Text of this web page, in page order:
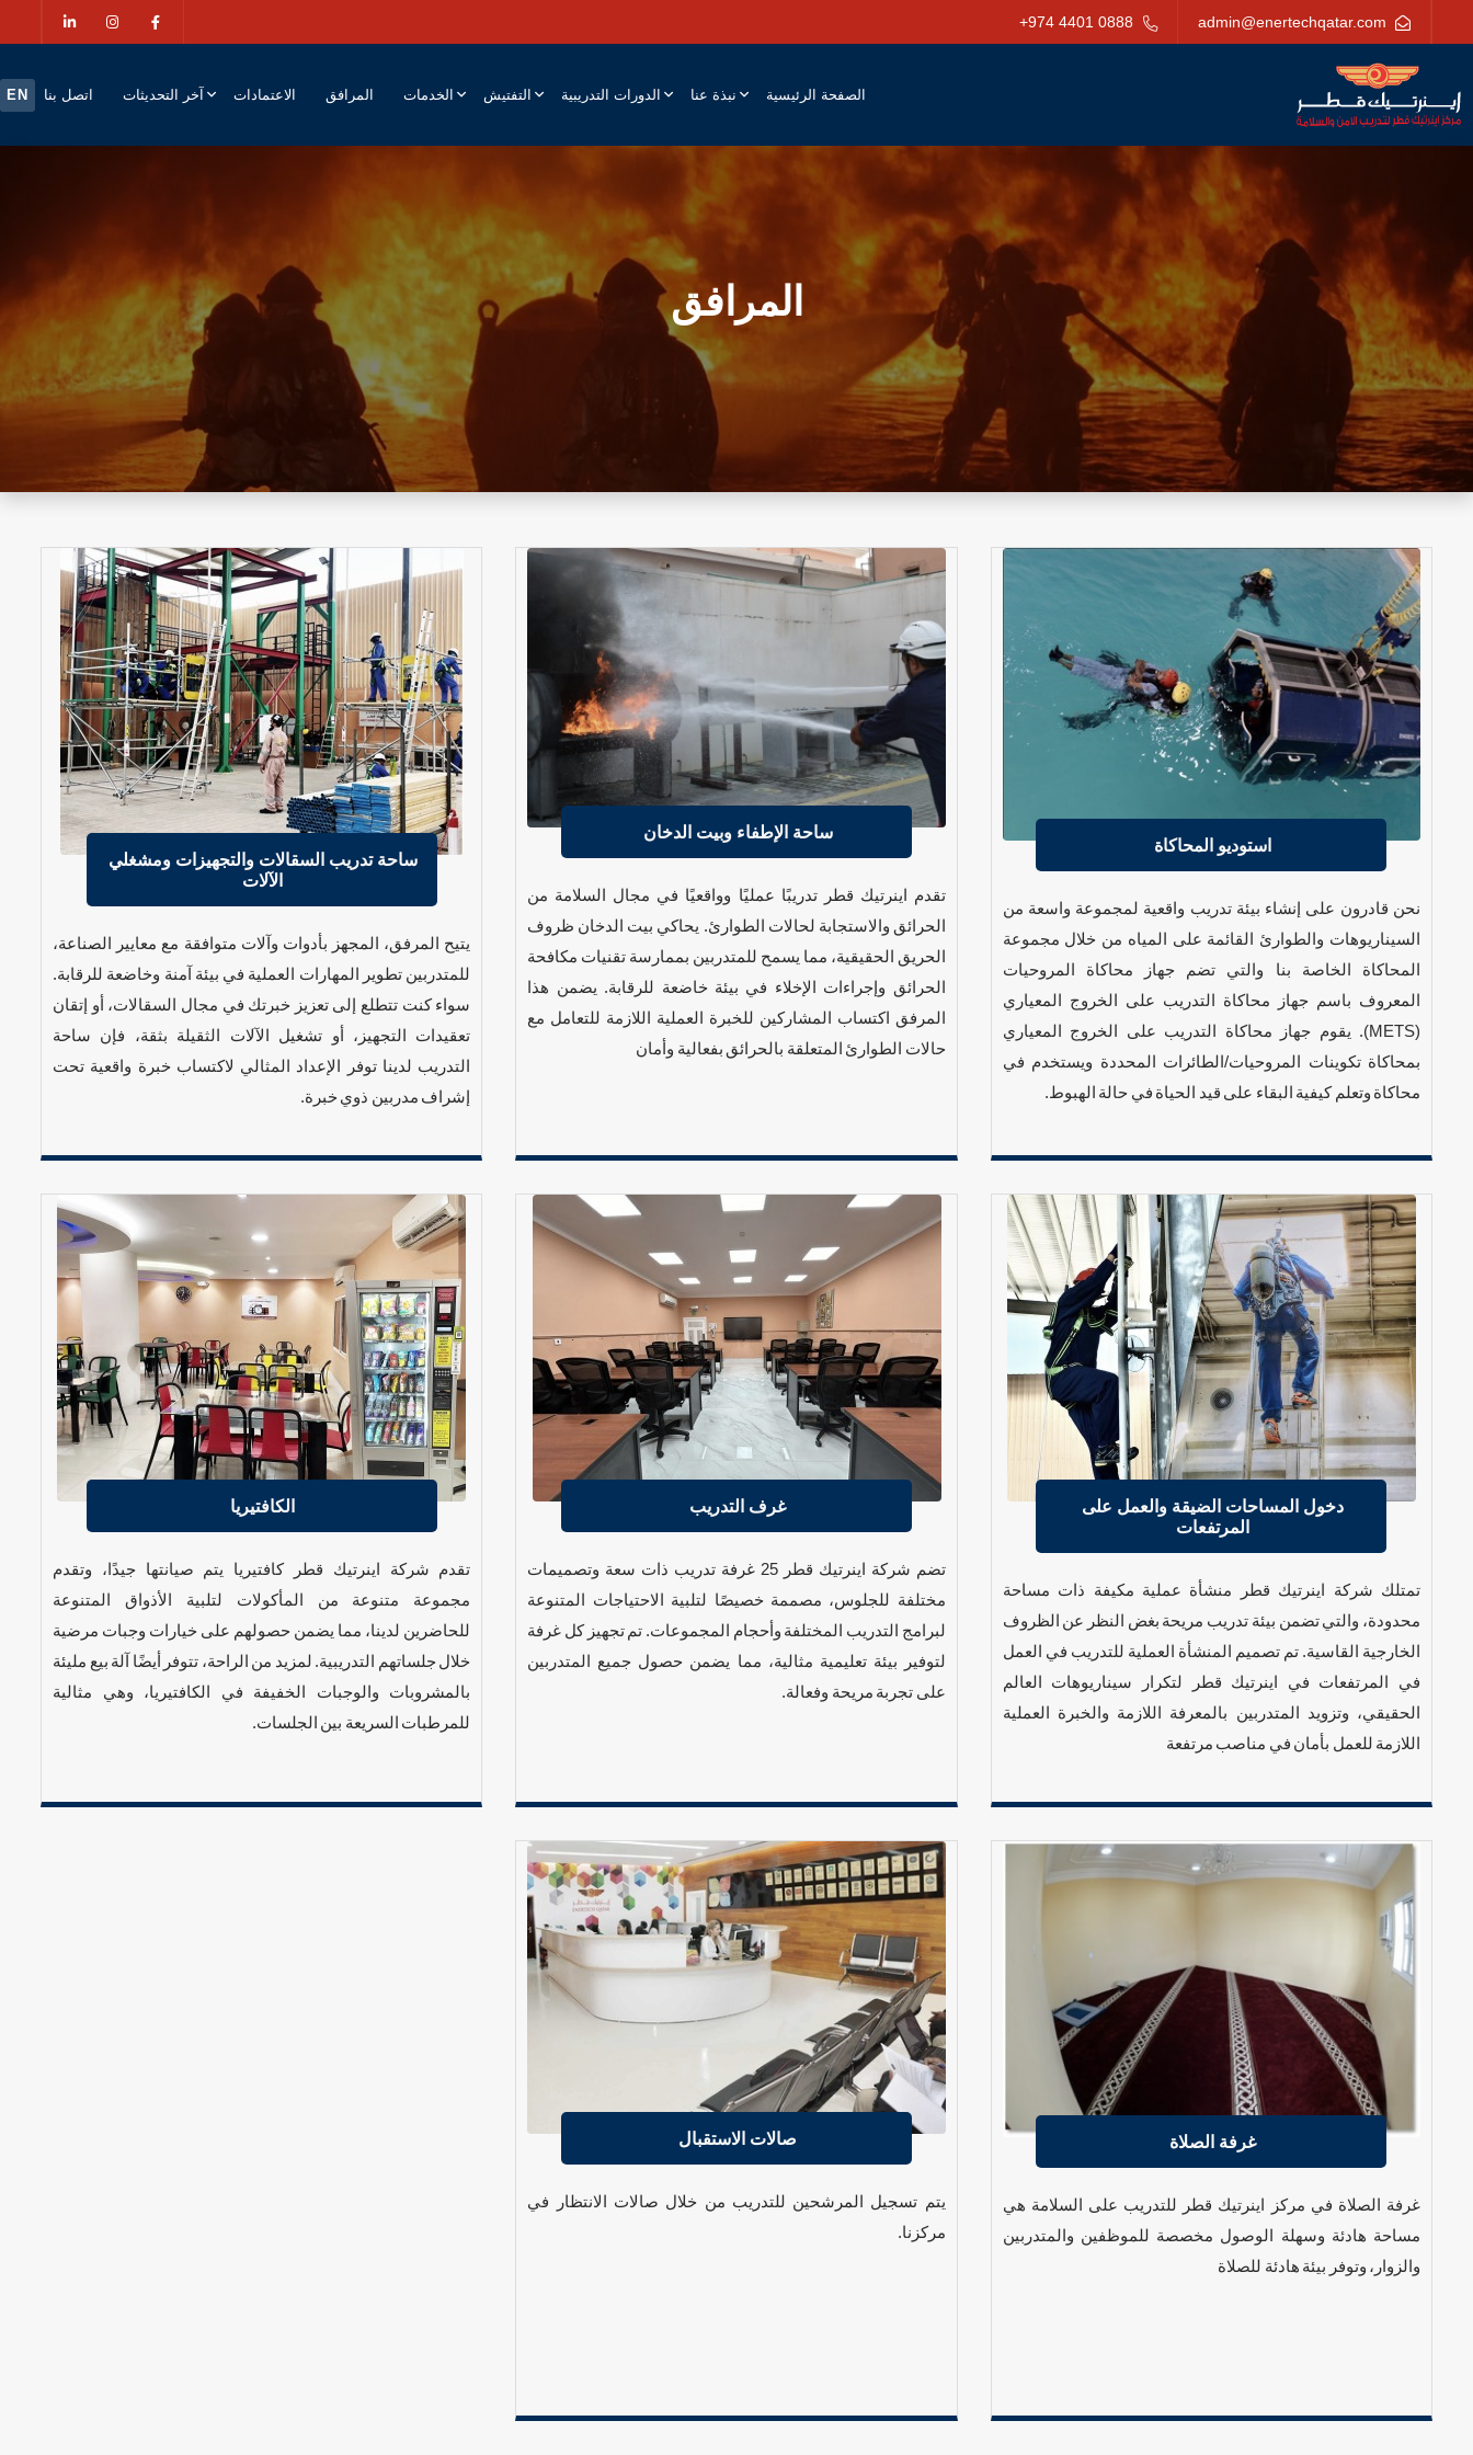
admin@enertechqatar.com
+974 4401 0888
الصفحة الرئيسية نبذة عنا الدورات التدريبية التفتيش الخدمات المرافق الاعتمادات آخر التحديثات اتصل بنا EN
المرافق
استوديو المحاكاة
نحن قادرون على إنشاء بيئة تدريب واقعية لمجموعة واسعة من
السيناريوهات والطوارئ القائمة على المياه من خلال مجموعة
المحاكاة الخاصة بنا والتي تضم جهاز محاكاة المروحيات
المعروف باسم جهاز محاكاة التدريب على الخروج المعياري
(METS). يقوم جهاز محاكاة التدريب على الخروج المعياري
بمحاكاة تكوينات المروحيات/الطائرات المحددة ويستخدم في
محاكاة وتعلم كيفية البقاء على قيد الحياة في حالة الهبوط.
ساحة الإطفاء وبيت الدخان
تقدم اينرتيك قطر تدريبًا عمليًا وواقعيًا في مجال السلامة من
الحرائق والاستجابة لحالات الطوارئ. يحاكي بيت الدخان ظروف
الحريق الحقيقية، مما يسمح للمتدربين بممارسة تقنيات مكافحة
الحرائق وإجراءات الإخلاء في بيئة خاضعة للرقابة. يضمن هذا
المرفق اكتساب المشاركين للخبرة العملية اللازمة للتعامل مع
حالات الطوارئ المتعلقة بالحرائق بفعالية وأمان
ساحة تدريب السقالات والتجهيزات ومشغلي
الآلات
يتيح المرفق، المجهز بأدوات وآلات متوافقة مع معايير الصناعة،
للمتدربين تطوير المهارات العملية في بيئة آمنة وخاضعة للرقابة.
سواء كنت تتطلع إلى تعزيز خبرتك في مجال السقالات، أو إتقان
تعقيدات التجهيز، أو تشغيل الآلات الثقيلة بثقة، فإن ساحة
التدريب لدينا توفر الإعداد المثالي لاكتساب خبرة واقعية تحت
إشراف مدربين ذوي خبرة.
دخول المساحات الضيقة والعمل على
المرتفعات
تمتلك شركة اينرتيك قطر منشأة عملية مكيفة ذات مساحة
محدودة، والتي تضمن بيئة تدريب مريحة بغض النظر عن الظروف
الخارجية القاسية. تم تصميم المنشأة العملية للتدريب في العمل
في المرتفعات في اينرتيك قطر لتكرار سيناريوهات العالم
الحقيقي، وتزويد المتدربين بالمعرفة اللازمة والخبرة العملية
اللازمة للعمل بأمان في مناصب مرتفعة
غرف التدريب
تضم شركة اينرتيك قطر 25 غرفة تدريب ذات سعة وتصميمات
مختلفة للجلوس، مصممة خصيصًا لتلبية الاحتياجات المتنوعة
لبرامج التدريب المختلفة وأحجام المجموعات. تم تجهيز كل غرفة
لتوفير بيئة تعليمية مثالية، مما يضمن حصول جميع المتدربين
على تجربة مريحة وفعالة.
الكافتيريا
تقدم شركة اينرتيك قطر كافتيريا يتم صيانتها جيدًا، وتقدم
مجموعة متنوعة من المأكولات لتلبية الأذواق المتنوعة
للحاضرين لدينا، مما يضمن حصولهم على خيارات وجبات مرضية
خلال جلساتهم التدريبية. لمزيد من الراحة، تتوفر أيضًا آلة بيع مليئة
بالمشروبات والوجبات الخفيفة في الكافتيريا، وهي مثالية
للمرطبات السريعة بين الجلسات.
غرفة الصلاة
غرفة الصلاة في مركز اينرتيك قطر للتدريب على السلامة هي
مساحة هادئة وسهلة الوصول مخصصة للموظفين والمتدربين
والزوار، وتوفر بيئة هادئة للصلاة
صالات الاستقبال
يتم تسجيل المرشحين للتدريب من خلال صالات الانتظار في
مركزنا.